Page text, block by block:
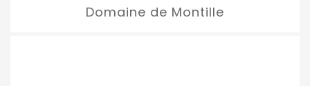
Domaine de Montille